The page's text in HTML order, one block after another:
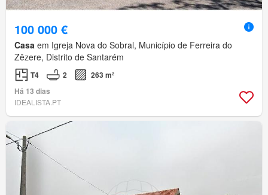
100 000 €
Casa em Igreja Nova do Sobral, Município de Ferreira do
Zêzere, Distrito de Santarém
T4 2
263 m²
Há 13 dias
IDEALISTA.PT